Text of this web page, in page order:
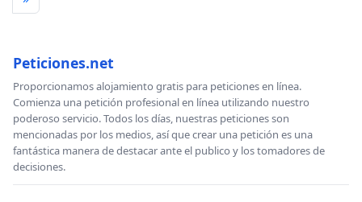
Peticiones.net
Proporcionamos alojamiento gratis para peticiones en línea.
Comienza una petición profesional en línea utilizando nuestro
poderoso servicio. Todos los días, nuestras peticiones son
mencionadas por los medios, así que crear una petición es una
fantástica manera de destacar ante el publico y los tomadores de
decisiones.